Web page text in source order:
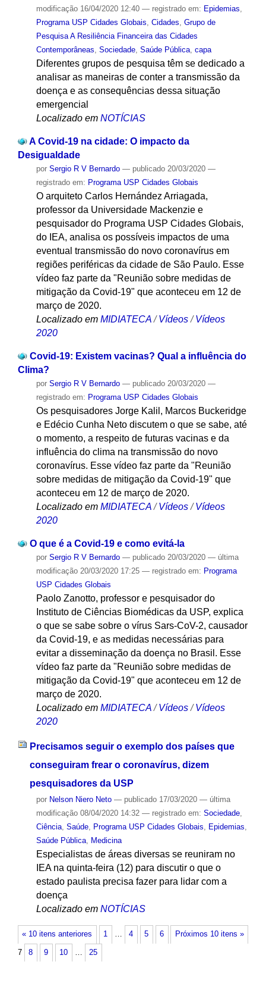
modificação16/04/2020 12:40 — registrado em: Epidemias,
Programa USP Cidades Globais, Cidades, Grupo de
Pesquisa A Resiliência Financeira das Cidades
Contemporâneas, Sociedade, Saúde Pública, capa
Diferentes grupos de pesquisa têm se dedicado a
analisar as maneiras de conter a transmissão da
doença e as consequências dessa situação
emergencial
Localizado em NOTÍCIAS
A Covid-19 na cidade: O impacto da
Desigualdade
por Sergio R V Bernardo — publicado20/03/2020 —
registrado em: Programa USP Cidades Globais
O arquiteto Carlos Hernández Arriagada,
professor da Universidade Mackenzie e
pesquisador do Programa USP Cidades Globais,
do IEA, analisa os possíveis impactos de uma
eventual transmissão do novo coronavírus em
regiões periféricas da cidade de São Paulo. Esse
vídeo faz parte da "Reunião sobre medidas de
mitigação da Covid-19" que aconteceu em 12 de
março de 2020.
Localizado em MIDIATECA /Vídeos /Vídeos
2020
Covid-19: Existem vacinas? Qual a influência do
Clima?
por Sergio R V Bernardo — publicado20/03/2020 —
registrado em: Programa USP Cidades Globais
Os pesquisadores Jorge Kalil, Marcos Buckeridge
e Edécio Cunha Neto discutem o que se sabe, até
o momento, a respeito de futuras vacinas e da
influência do clima na transmissão do novo
coronavírus. Esse vídeo faz parte da "Reunião
sobre medidas de mitigação da Covid-19" que
aconteceu em 12 de março de 2020.
Localizado em MIDIATECA /Vídeos /Vídeos
2020
O que é a Covid-19 e como evitá-la
por Sergio R V Bernardo — publicado20/03/2020 — última
modificação20/03/2020 17:25 — registrado em: Programa
USP Cidades Globais
Paolo Zanotto, professor e pesquisador do
Instituto de Ciências Biomédicas da USP, explica
o que se sabe sobre o vírus Sars-CoV-2, causador
da Covid-19, e as medidas necessárias para
evitar a disseminação da doença no Brasil. Esse
vídeo faz parte da "Reunião sobre medidas de
mitigação da Covid-19" que aconteceu em 12 de
março de 2020.
Localizado em MIDIATECA /Vídeos /Vídeos
2020
Precisamos seguir o exemplo dos países que
conseguiram frear o coronavírus, dizem
pesquisadores da USP
por Nelson Niero Neto — publicado17/03/2020 — última
modificação08/04/2020 14:32 — registrado em: Sociedade,
Ciência, Saúde, Programa USP Cidades Globais, Epidemias,
Saúde Pública, Medicina
Especialistas de áreas diversas se reuniram no
IEA na quinta-feira (12) para discutir o que o
estado paulista precisa fazer para lidar com a
doença
Localizado em NOTÍCIAS
« 10 itens anteriores Próximos 10 itens »
1 … 4 5 6
7 8 9 10 … 25